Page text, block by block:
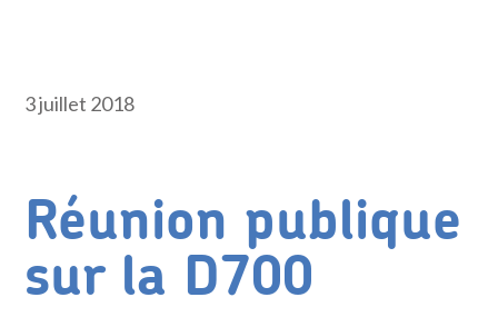
3 juillet 2018
Réunion publique
sur la D700